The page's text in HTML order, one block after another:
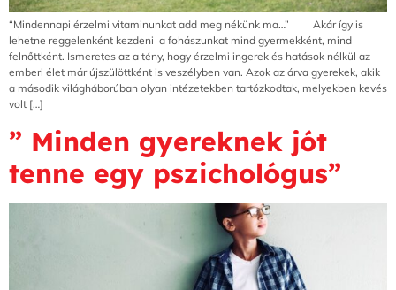
“Mindennapi érzelmi vitaminunkat add meg nékünk ma…” Akár így is
lehetne reggelenként kezdeni a fohászunkat mind gyermekként, mind
felnőttként. Ismeretes az a tény, hogy érzelmi ingerek és hatások nélkül az
emberi élet már újszülöttként is veszélyben van. Azok az árva gyerekek, akik
a második világháborúban olyan intézetekben tartózkodtak, melyekben kevés
volt […]
” Minden gyereknek jót
tenne egy pszichológus”